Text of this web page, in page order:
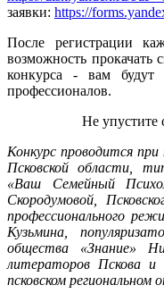
заявки: https://
После регистрации
возможность
конкурса - вам будут
профессионалов.
Не упустите
Конкурс проводится
Псковской области,
«Ваш Семейный
Скородумовой,
профессионального
Кузьмина,
общества «Знание»
литераторов Пскова и
псковском региональном